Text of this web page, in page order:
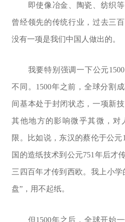
即使像冶金、陶瓷、纺织等
曾经领先的传统行业，过去三
没有一项是我们中国人做出的。
我要特别强调一下公元1500
不同。1500年之前，全球分割
间基本处于封闭状态，一项新
其他地方的影响微乎其微，对
限。比如说，东汉的蔡伦于公元
国的造纸技术到公元751年后才
三四百年才传到西欧。我上小
盘”，用不起纸。
但1500年之后，全球开始一